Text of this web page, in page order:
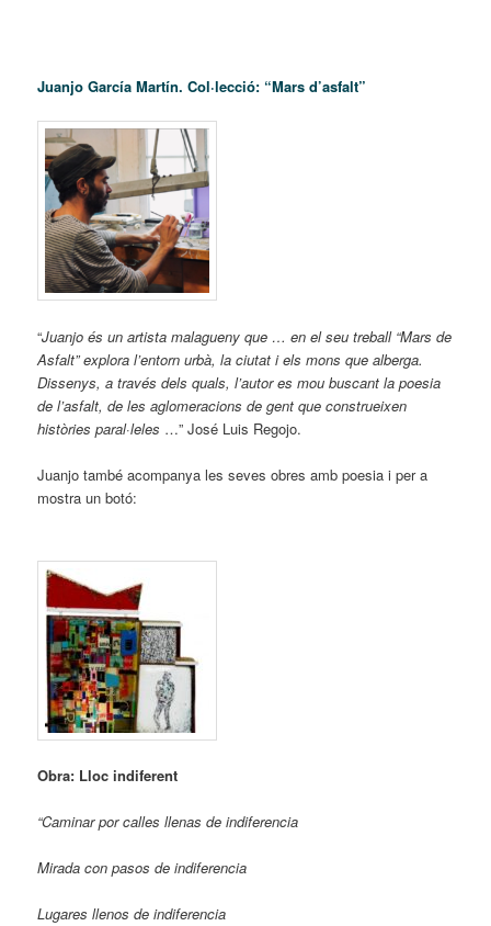
Juanjo García Martín. Col·lecció: “Mars d’asfalt”
“Juanjo és un artista malagueny que … en el seu treball “Mars de
Asfalt” explora l’entorn urbà, la ciutat i els mons que alberga.
Dissenys, a través dels quals, l’autor es mou buscant la poesia
de l’asfalt, de les aglomeracions de gent que construeixen
històries paral·leles …” José Luis Regojo.
Juanjo també acompanya les seves obres amb poesia i per a
mostra un botó:
Obra: Lloc indiferent
“Caminar por calles llenas de indiferencia
Mirada con pasos de indiferencia
Lugares llenos de indiferencia